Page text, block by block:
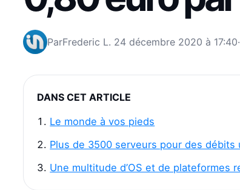
ParFrederic L. 24 décembre 2020 à 17:40·
DANS CET ARTICLE
Le monde à vos pieds
Plus de 3500 serveurs pour des débits
Une multitude d’OS et de plateformes